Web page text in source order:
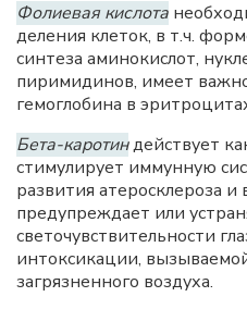
Фолиевая кислота
деления клеток, в т.ч.
синтеза аминокислот,
пиримидинов, имеет
гемоглобина в
Бета-каротиндействует
стимулирует иммунную
развития атеросклероза и
предупреждает или
светочувствительности
интоксикации,
загрязненного воздуха.